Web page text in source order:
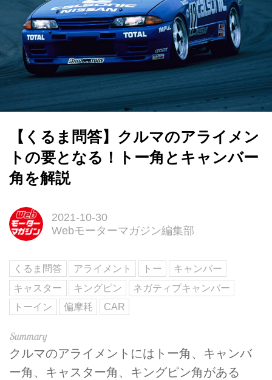
【くるま問答】クルマのアライメン
トの要となる！トー角とキャンバー
角を解説
2021-10-30
Webモーターマガジン編集部
くるま問答 アライメント トー
キャンバー
キャスター
キングピン
ネガティブキャンバー
トーイン
偏摩耗 CAR
クルマのアライメントにはトー角、キャンバ
ー角、キャスター角、キングピン角がある